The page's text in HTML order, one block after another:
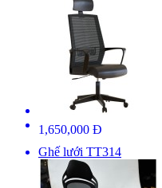
1,650,000 Đ
Ghế lưới TT314